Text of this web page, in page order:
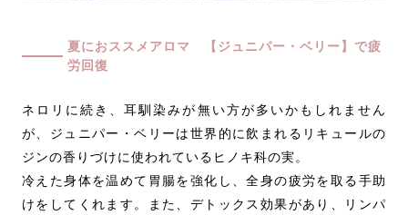
夏におススメアロマ 【ジュニパー・ベリー】で疲
労回復
ネロリに続き、耳馴染みが無い方が多いかもしれません
が、ジュニパー・ベリーは世界的に飲まれるリキュールの
ジンの香りづけに使われているヒノキ科の実。
冷えた身体を温めて胃腸を強化し、全身の疲労を取る手助
けをしてくれます。また、デトックス効果があり、リンパ